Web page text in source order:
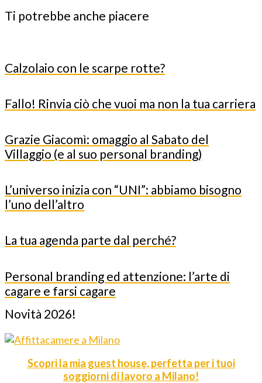
Ti potrebbe anche piacere
Calzolaio con le scarpe rotte?
Fallo! Rinvia ciò che vuoi ma non la tua carriera
Grazie Giacomì: omaggio al Sabato del
Villaggio (e al suo personal branding)
L’universo inizia con “UNI”: abbiamo bisogno
l’uno dell’altro
La tua agenda parte dal perché?
Personal branding ed attenzione: l’arte di
cagare e farsi cagare
Novità 2026!
Scopri la mia guest house, perfetta per i tuoi
soggiorni di lavoro a Milano!